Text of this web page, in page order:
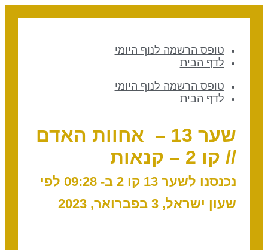
טופס הרשמה לנוף היומי
לדף הבית
טופס הרשמה לנוף היומי
לדף הבית
שער 13 – אחוות האדם
// קו 2 – קנאות
נכנסנו לשער 13 קו 2 ב- 09:28 לפי
שעון ישראל, 3 בפברואר, 2023